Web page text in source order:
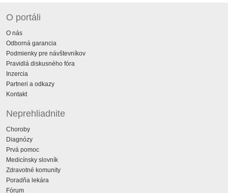
O portáli
O nás
Odborná garancia
Podmienky pre návštevníkov
Pravidlá diskusného fóra
Inzercia
Partneri a odkazy
Kontakt
Neprehliadnite
Choroby
Diagnózy
Prvá pomoc
Medicínsky slovník
Zdravotné komunity
Poradňa lekára
Fórum